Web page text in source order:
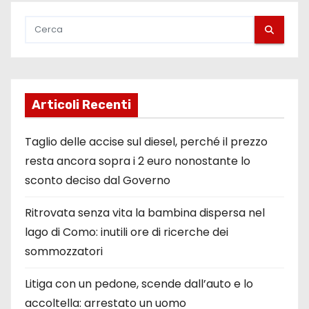
Articoli Recenti
Taglio delle accise sul diesel, perché il prezzo
resta ancora sopra i 2 euro nonostante lo
sconto deciso dal Governo
Ritrovata senza vita la bambina dispersa nel
lago di Como: inutili ore di ricerche dei
sommozzatori
Litiga con un pedone, scende dall’auto e lo
accoltella: arrestato un uomo